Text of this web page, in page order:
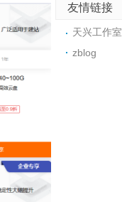
友情链接
天兴工作室
zblog